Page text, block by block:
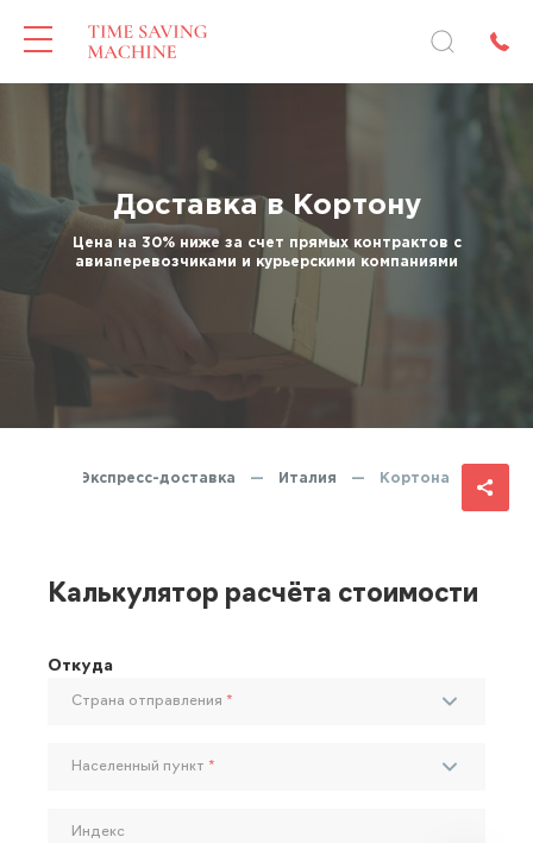
Доставка в Кортону
Цена на 30% ниже за счет прямых контрактов с
авиаперевозчиками и курьерскими компаниями
Экспресс-доставка — Италия — Кортона
Калькулятор расчёта стоимости
Откуда
Страна отправления *
Населенный пункт *
Индекс